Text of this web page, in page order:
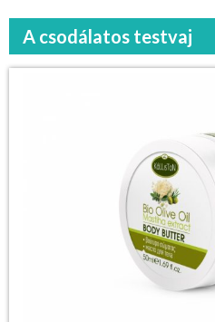
A csodálatos testvaj